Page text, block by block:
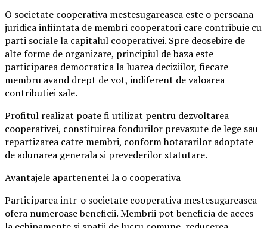
O societate cooperativa mestesugareasca este o persoana
juridica infiintata de membri cooperatori care contribuie cu
parti sociale la capitalul cooperativei. Spre deosebire de
alte forme de organizare, principiul de baza este
participarea democratica la luarea deciziilor, fiecare
membru avand drept de vot, indiferent de valoarea
contributiei sale.
Profitul realizat poate fi utilizat pentru dezvoltarea
cooperativei, constituirea fondurilor prevazute de lege sau
repartizarea catre membri, conform hotararilor adoptate
de adunarea generala si prevederilor statutare.
Avantajele apartenentei la o cooperativa
Participarea intr-o societate cooperativa mestesugareasca
ofera numeroase beneficii. Membrii pot beneficia de acces